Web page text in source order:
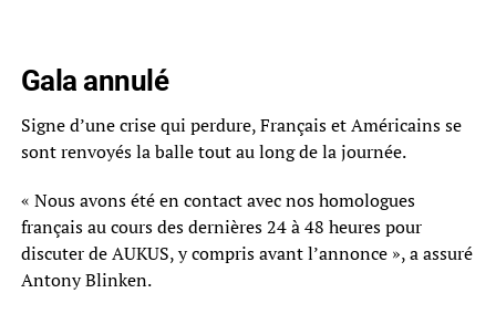
Gala annulé
Signe d’une crise qui perdure, Français et Américains se
sont renvoyés la balle tout au long de la journée.
« Nous avons été en contact avec nos homologues
français au cours des dernières 24 à 48 heures pour
discuter de AUKUS, y compris avant l’annonce », a assuré
Antony Blinken.